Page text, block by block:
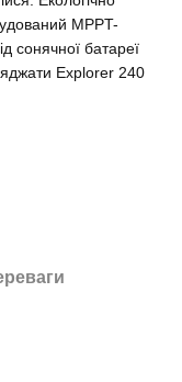
MPPT-
сонячної батареї
Explorer 240